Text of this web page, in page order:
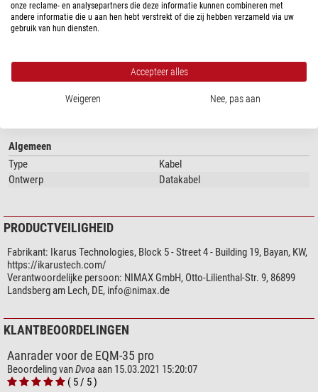
Cables for the following mounts are available:
Skywatcher EQ6, Orion Atlas (via EQDir)
Skywatcher AZ-GTi (via EQDir)
Meade AudioStar (StarNavigator, ETX, LT, LX65, LX80, LX85, LX90,
LXD75)
toon meer...
EQ3, EQ5, HEQ5, AZEQ5, AZEQ6,
Algemeen
Type
Kabel
Ontwerp
Datakabel
PRODUCTVEILIGHEID
Fabrikant: Ikarus Technologies, Block 5 - Street 4 - Building 19, Bayan, KW,
https://ikarustech.com/
Verantwoordelijke persoon: NIMAX GmbH, Otto-Lilienthal-Str. 9, 86899
Landsberg am Lech, DE, info@nimax.de
KLANTBEOORDELINGEN
Aanrader voor de EQM-35 pro
Beoordeling vanDvoa aan 15.03.2021 15:20:07
( 5 / 5 )
onze reclame- en analysepartners die deze informatie kunnen combineren met
andere informatie die u aan hen hebt verstrekt of die zij hebben verzameld via uw
gebruik van hun diensten.
Accepteer alles
Weigeren Nee, pas aan